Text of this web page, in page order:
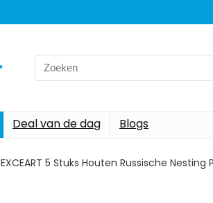
Search
for:
Deal van de dag Blogs
EXCEART 5 Stuks Houten Russische